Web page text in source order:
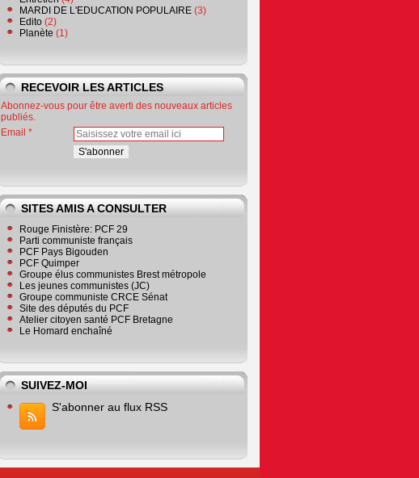
MARDI DE L'EDUCATION POPULAIRE (3)
Edito (2)
Planète (1)
RECEVOIR LES ARTICLES
Abonnez-vous pour être averti des nouveaux articles
publiés.
Email
SITES AMIS A CONSULTER
Rouge Finistère: PCF 29
Parti communiste français
PCF Pays Bigouden
PCF Quimper
Groupe élus communistes Brest métropole
Les jeunes communistes (JC)
Groupe communiste CRCE Sénat
Site des députés du PCF
Atelier citoyen santé PCF Bretagne
Le Homard enchaîné
SUIVEZ-MOI
S'abonner au flux RSS